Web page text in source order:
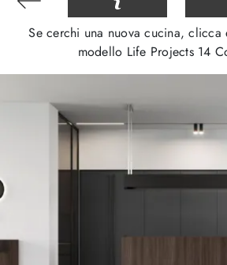
Se cerchi una nuova cucina,
modello Life Projects 14